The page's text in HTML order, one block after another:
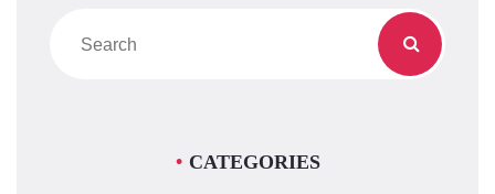
CATEGORIES